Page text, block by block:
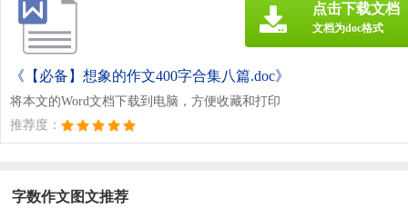
《【必备】想象的作文400字合集八篇.doc》
将本文的Word文档下载到电脑，方便收藏和打印
推荐度：
点击下载文档
文档为doc格式
字数作文图文推荐